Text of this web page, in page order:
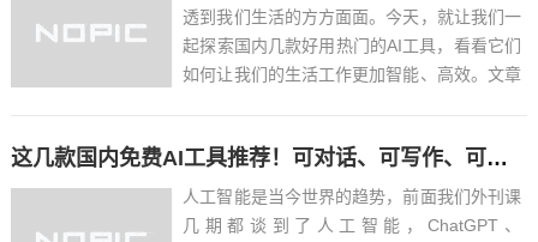
透到我们生活的方方面面。今天，就让我们一
起探索国内几款好用热门的AI工具，看看它们
如何让我们的生活工作更加智能、高效。文章
的人工智能助手，它是一款面向普通用... 这几款国内免费AI工具推荐！可对话、可写作、可答疑...
人工智能是当今世界的趋势，前面我们外刊课
几期都谈到了人工智能，ChatGPT、